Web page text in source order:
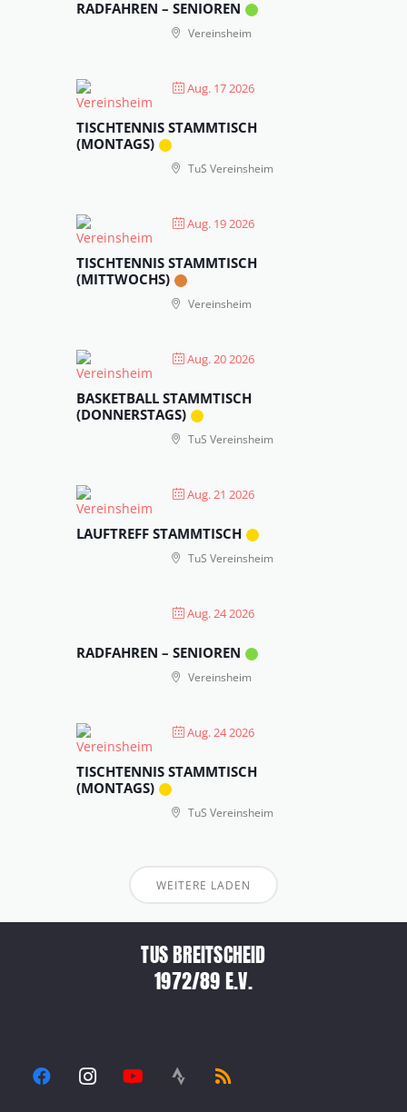
RADFAHREN – SENIOREN
Vereinsheim
Aug. 17 2026
TISCHTENNIS STAMMTISCH
(MONTAGS)
TuS Vereinsheim
Aug. 19 2026
TISCHTENNIS STAMMTISCH
(MITTWOCHS)
Vereinsheim
Aug. 20 2026
BASKETBALL STAMMTISCH
(DONNERSTAGS)
TuS Vereinsheim
Aug. 21 2026
LAUFTREFF STAMMTISCH
TuS Vereinsheim
Aug. 24 2026
RADFAHREN – SENIOREN
Vereinsheim
Aug. 24 2026
TISCHTENNIS STAMMTISCH
(MONTAGS)
TuS Vereinsheim
WEITERE LADEN
TUS BREITSCHEID
1972/89 E.V.